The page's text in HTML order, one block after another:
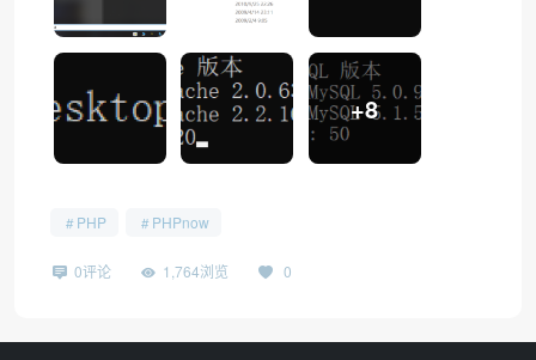
+8
PHP PHPnow
0评论 1,764浏览 0